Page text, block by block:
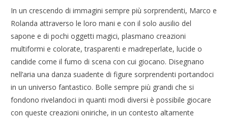
In un crescendo di immagini sempre più sorprendenti, Marco e
Rolanda attraverso le loro mani e con il solo ausilio del
sapone e di pochi oggetti magici, plasmano creazioni
multiformi e colorate, trasparenti e madreperlate, lucide o
candide come il fumo di scena con cui giocano. Disegnano
nell’aria una danza suadente di figure sorprendenti portandoci
in un universo fantastico. Bolle sempre più grandi che si
fondono rivelandoci in quanti modi diversi è possibile giocare
con queste creazioni oniriche, in un contesto altamente